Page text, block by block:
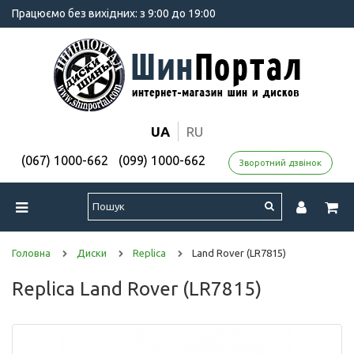
Працюємо без вихідних: з 9:00 до 19:00
UA RU
(067) 1000-662 (099) 1000-662 Зворотний дзвінок
Головна Диски Replica Land Rover (LR7815)
Replica Land Rover (LR7815)